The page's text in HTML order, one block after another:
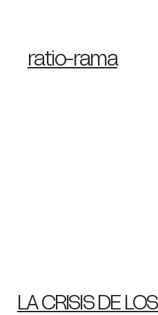
ratio-rama
LA CRISIS DE